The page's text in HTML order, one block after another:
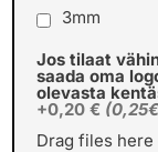
3mm
Jos tilaat
saada oma
olevasta
+0,20 €
Drag files here